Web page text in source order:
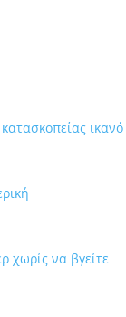
ικανό
χωρίς να βγείτε